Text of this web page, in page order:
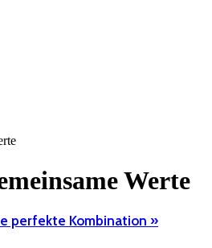
Werte
perfekte Kombination »